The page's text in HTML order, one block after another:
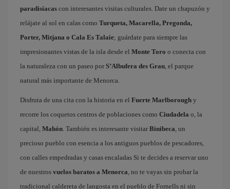
paradisíacas con interesantes visitas culturales. Date un chapuzón y
relájate al sol en calas como Turqueta, Macarella, Pregonda,
Porter, Mitjana o Cala Es Talaie; guárdate para siempre las
impresionantes vistas de la isla desde el Monte Toro o conecta con
la naturaleza con un paseo por S’Albufera des Grau, el parque
natural más importante de Menorca.
Disfruta de una cita con la historia en el Fuerte Marlborough y
recorre los coquetos centros de poblaciones como Ciudadela o, la
capital, Mahón. También es interesante visitar Binibeca, un
precioso pueblo con esencia a los antiguos pueblos de pescadores,
con calles empedradas y casas encaladas Si te decides a reservar uno
de nuestros vuelos baratos a Menorca, no te vayas sin probar la
tradicional caldereta de langosta en el pueblo de Fornells ni sin